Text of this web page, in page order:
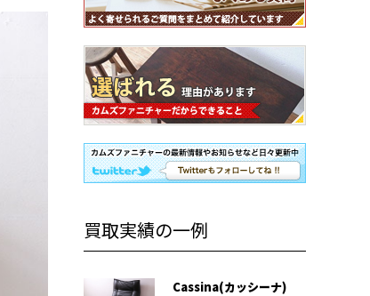
買取実績の一例
Cassina(カッシーナ)